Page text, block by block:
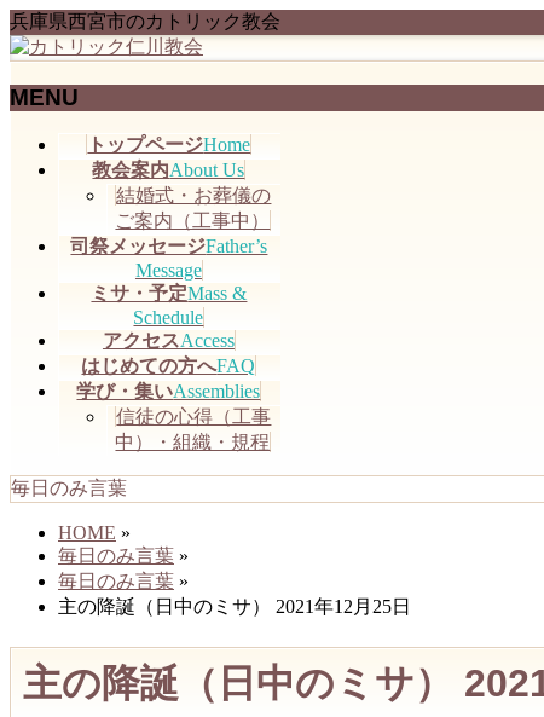
兵庫県西宮市のカトリック教会
MENU
トップページHome
教会案内About Us
結婚式・お葬儀の
ご案内（工事中）
司祭メッセージFather’s
Message
ミサ・予定Mass &
Schedule
アクセスAccess
はじめての方へFAQ
学び・集いAssemblies
信徒の心得（工事
中）・組織・規程
毎日のみ言葉
HOME »
毎日のみ言葉 »
毎日のみ言葉 »
主の降誕（日中のミサ） 2021年12月25日
主の降誕（日中のミサ）